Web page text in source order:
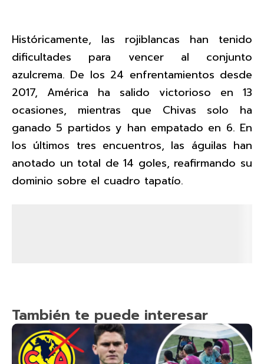
Históricamente, las rojiblancas han tenido
dificultades para vencer al conjunto
azulcrema. De los 24 enfrentamientos desde
2017, América ha salido victorioso en 13
ocasiones, mientras que Chivas solo ha
ganado 5 partidos y han empatado en 6. En
los últimos tres encuentros, las águilas han
anotado un total de 14 goles, reafirmando su
dominio sobre el cuadro tapatío.
También te puede interesar